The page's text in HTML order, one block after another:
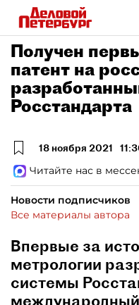
Получен
патент на
Росстандарта
18 ноября 2021
Читайте нас в
Новости подписчиков
Все материалы автора
Впервые за
метрологии
системы